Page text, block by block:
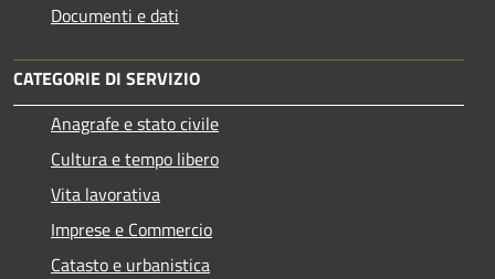
Documenti e dati
CATEGORIE DI SERVIZIO
Anagrafe e stato civile
Cultura e tempo libero
Vita lavorativa
Imprese e Commercio
Catasto e urbanistica